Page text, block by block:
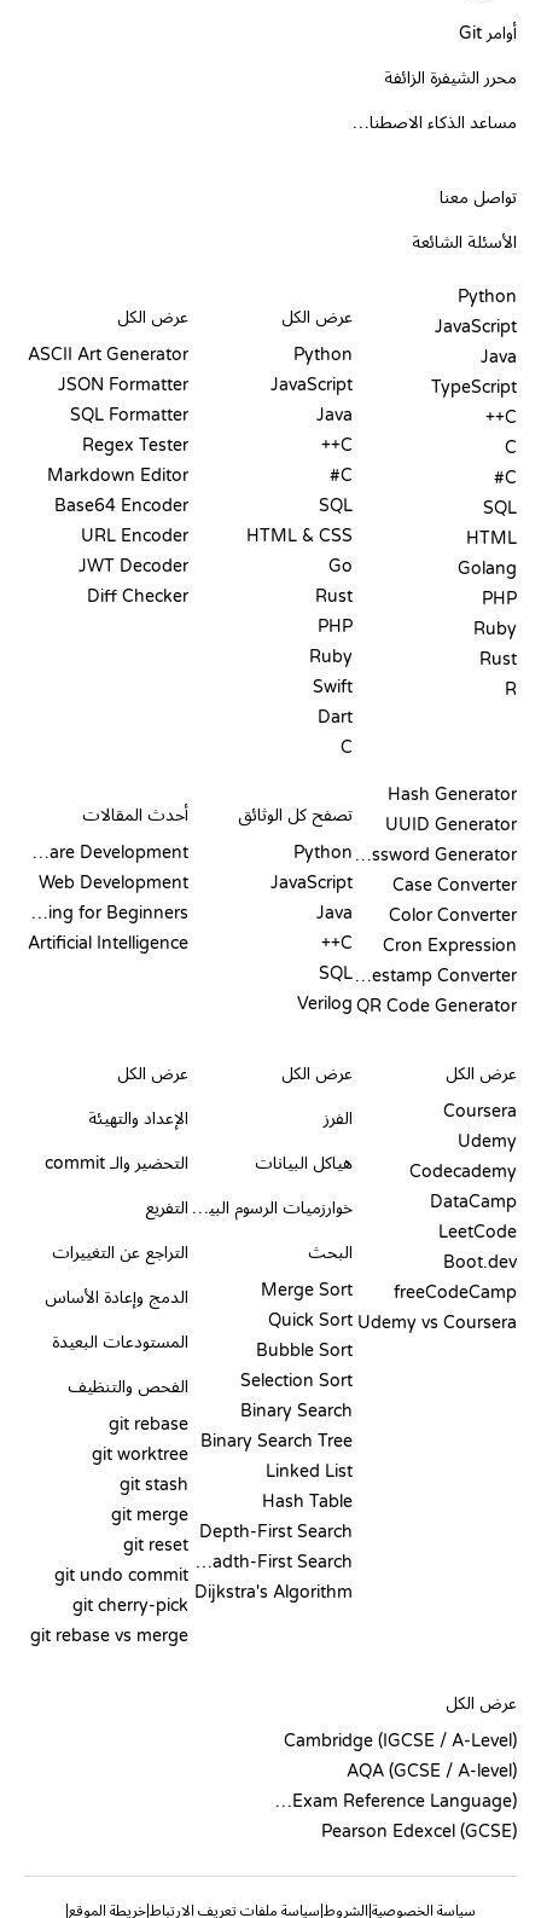
أوامر Git
محرر الشيفرة الزائفة
مساعد الذكاء الاصطناعي
تواصل معنا
الأسئلة الشائعة
Python
JavaScript
Java
TypeScript
C++
C
C#
SQL
HTML
Golang
PHP
Ruby
Rust
R
عرض الكل
Python
JavaScript
Java
C++
C#
SQL
HTML & CSS
Go
Rust
PHP
Ruby
Swift
Dart
C
عرض الكل
ASCII Art Generator
JSON Formatter
SQL Formatter
Regex Tester
Markdown Editor
Base64 Encoder
URL Encoder
JWT Decoder
Diff Checker
Hash Generator
UUID Generator
Password Generator
Case Converter
Color Converter
Cron Expression
Timestamp Converter
QR Code Generator
تصفح كل الوثائق
Python
JavaScript
Java
C++
SQL
Verilog
أحدث المقالات
Software Development
Web Development
Coding for Beginners
Artificial Intelligence
عرض الكل
Coursera
Udemy
Codecademy
DataCamp
LeetCode
Boot.dev
freeCodeCamp
Udemy vs Coursera
عرض الكل
الفرز
هياكل البيانات
خوارزميات الرسوم البيانية
البحث
Merge Sort
Quick Sort
Bubble Sort
Selection Sort
Binary Search
Binary Search Tree
Linked List
Hash Table
Depth-First Search
Breadth-First Search
Dijkstra's Algorithm
عرض الكل
الإعداد والتهيئة
التحضير والـ commit
التفريع
التراجع عن التغييرات
الدمج وإعادة الأساس
المستودعات البعيدة
الفحص والتنظيف
git rebase
git worktree
git stash
git merge
git reset
git undo commit
git cherry-pick
git rebase vs merge
عرض الكل
Cambridge (IGCSE / A-Level)
AQA (GCSE / A-level)
OCR (Exam Reference Language)
Pearson Edexcel (GCSE)
سياسة الخصوصية الشروط| سياسة ملفات تعريف الارتباط|خريطة الموقع